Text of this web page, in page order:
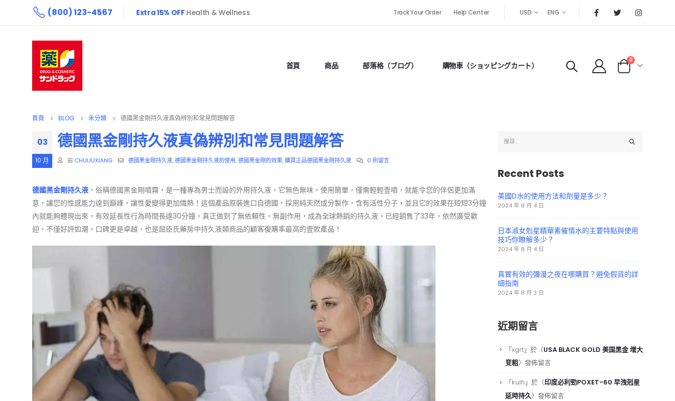
(800) 123-4567 Extra 15% OFFHealth & Wellness Track Your Order Help Center USD ENG
首頁 商品 部落格（ブログ） 購物車（ショッピングカート）
0
首頁 BLOG 未分類 德國黑金剛持久液真偽辨別和常見問題解答
03
10 月
德國黑金剛持久液真偽辨別和常見問題解答
由 CHULIUXIANG 德國黑金剛持久液,德國黑金剛持久液的使用,德國黑金剛的效果, 購買正品德國黑金剛持久液 0 則留言
德國黑金剛持久液 ，俗稱德國黑金剛噴霧，是一種專為男士而設的外用持久液，它無色無味，使用簡單，僅需輕輕壹噴，就能令您的伴侶更加滿
意，讓您的性感能力達到巔峰，讓性愛變得更加熾熱！這個產品原裝進口自德國，採用純天然成分製作，含有活性分子，並且它的效果在短短3分鐘
內就能夠體現出來，有效延長性行為時間長達30分鐘，真正做到了無依賴性，無副作用，成為全球熱銷的持久液，已經銷售了33年，依然廣受歡
迎，不僅好評如潮，口碑更是卓越，也是屈臣氏藥房中持久液類商品的顧客復購率最高的壹款產品！
Recent Posts
美國D水的使用方法和劑量是多少？
2024 年 8 月 4 日
日本淑女剋星精華素催情水的主要特點與使用
技巧你瞭解多少？
2024 年 8 月 4 日
真實有效的彌漫之夜在哪購買？避免假貨的詳
細指南
2024 年 8 月 3 日
近期留言
「xgrt」於〈USA BLACK GOLD 美国黑金 增大
变粗〉發佈留言
「kuih 」於〈印度必利勁POXET-60 早洩剋星
延時持久〉發佈留言